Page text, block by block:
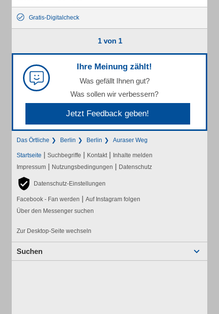
Gratis-Digitalcheck
1 von 1
Ihre Meinung zählt!
Was gefällt Ihnen gut?
Was sollen wir verbessern?
Jetzt Feedback geben!
Das Örtliche Berlin Berlin Auraser Weg
Startseite | Suchbegriffe | Kontakt | Inhalte melden
Impressum | Nutzungsbedingungen | Datenschutz
Datenschutz-Einstellungen
Facebook - Fan werden | Auf Instagram folgen
Über den Messenger suchen
Zur Desktop-Seite wechseln
Suchen